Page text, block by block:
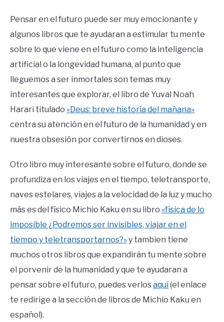
Pensar en el futuro puede ser muy emocionante y
algunos libros que te ayudaran a estimular tu mente
sobre lo que viene en el futuro como la inteligencia
artificial o la longevidad humana, al punto que
lleguemos a ser inmortales son temas muy
interesantes que explorar, el libro de Yuval Noah
Harari titulado «Deus: breve historia del mañana»
centra su atención en el futuro de la humanidad y en
nuestra obsesión por convertirnos en dioses.
Otro libro muy interesante sobre el futuro, donde se
profundiza en los viajes en el tiempo, teletransporte,
naves estelares, viajes a la velocidad de la luz y mucho
más es del físico Michio Kaku en su libro «física de lo
imposible ¿Podremos ser invisibles, viajar en el
tiempo y teletransportarnos?»y tambien tiene
muchos otros libros que expandirán tu mente sobre
el porvenir de la humanidad y que te ayudaran a
pensar sobre el futuro, puedes verlosaquí(el enlace
te redirige a la sección de libros de Michio Kaku en
español).